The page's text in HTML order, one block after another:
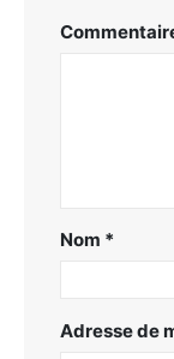
Nom *
Adresse de